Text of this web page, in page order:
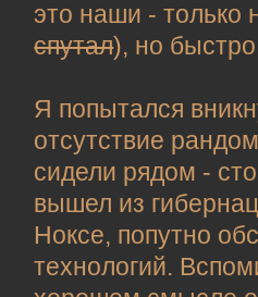
это наши - только
спутал), но
Я попытался
отсутствие
сидели рядом -
вышел из
Ноксе, попутно
технологий.